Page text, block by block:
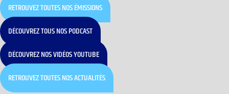
RETROUVEZ TOUTES NOS ÉMISSIONS
DÉCOUVREZ TOUS NOS PODCAST
DÉCOUVREZ NOS VIDÉOS YOUTUBE
RETROUVEZ TOUTES NOS ACTUALITÉS